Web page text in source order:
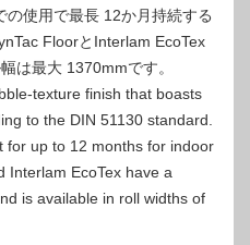
使用で最長 12か月持続する
FloorとInterlam EcoTex
は最大 1370mmです。
texture finish that boasts
to the DIN 51130 standard.
for up to 12 months for indoor
Interlam EcoTex have a
is available in roll widths of